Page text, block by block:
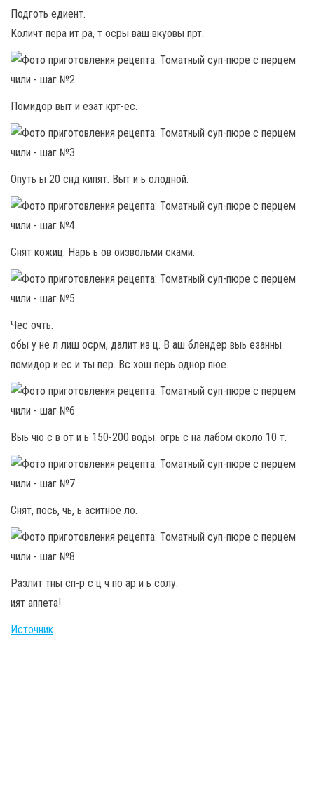
Подготь едиент.
Количт пера ит ра, т осры ваш вкуовы прт.
Помидор выт и езат крт-ес.
Опуть ы 20 снд кипят. Выт и ь олодной.
Снят кожиц. Нарь ь ов оизвольми сками.
Чес очть.
обы у не л лиш осрм, далит из ц. В аш блендер выь езанны
помидор и ес и ты пер. Вс хош перь однор пюе.
Выь чю с в от и ь 150-200 воды. огрь с на лабом около 10 т.
Снят, пось, чь, ь аситное ло.
Разлит тны сп-р с ц ч по ар и ь солу.
ият аппета!
Источник